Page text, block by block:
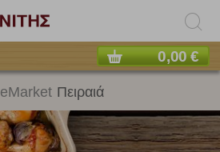
0,00 €
eMarket Πειραιά